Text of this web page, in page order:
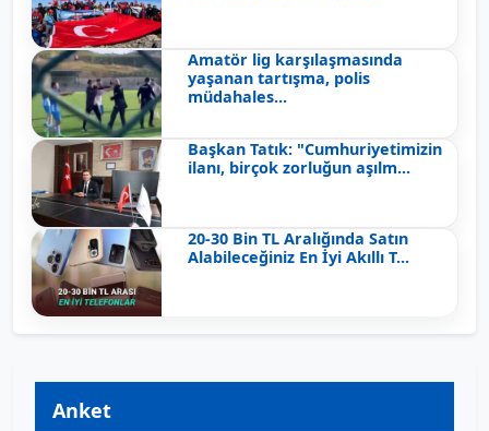
Amatör lig karşılaşmasında
yaşanan tartışma, polis
müdahales...
Başkan Tatık: "Cumhuriyetimizin
ilanı, birçok zorluğun aşılm...
20-30 Bin TL Aralığında Satın
Alabileceğiniz En İyi Akıllı T...
Anket